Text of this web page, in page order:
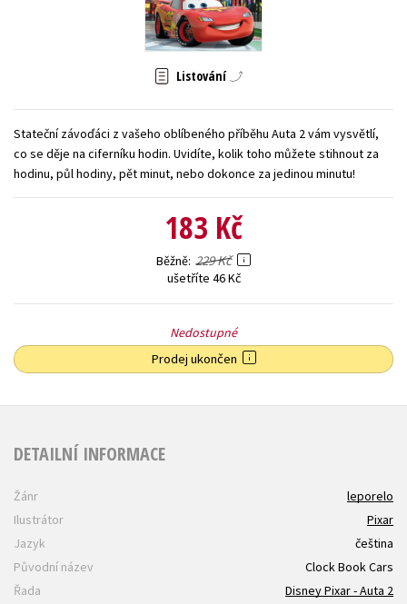
Zahraniční literatura
Všechny tituly
Listování
Stateční závoďáci z vašeho oblíbeného příběhu Auta 2 vám vysvětlí,
co se děje na ciferníku hodin. Uvidíte, kolik toho můžete stihnout za
hodinu, půl hodiny, pět minut, nebo dokonce za jedinou minutu!
183 Kč
Běžně 229 Kč
ušetříte 46 Kč
Nedostupné
Prodej ukončen
DETAILNÍ INFORMACE
Žánr
leporelo
Ilustrátor
Pixar
Jazyk
čeština
Původní název
Clock Book Cars
Řada
Disney Pixar - Auta 2